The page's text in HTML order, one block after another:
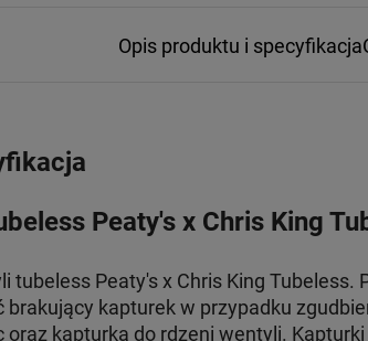
Opis produktu i specyfikacja
Peaty's x Chris King
tubeless Peaty's x Chris King
brakujący kapturek w przypadku
oraz kapturka do rdzeni wentyli.